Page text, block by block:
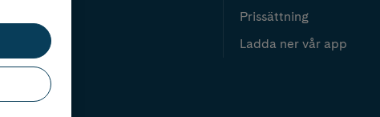
Prissättning
Ladda ner vår app